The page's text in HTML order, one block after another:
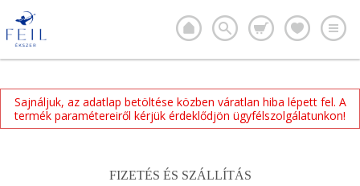
Sajnáljuk, az adatlap betöltése közben váratlan hiba lépett fel. A
termék paramétereiről kérjük érdeklődjön ügyfélszolgálatunkon!
FIZETÉS ÉS SZÁLLÍTÁS